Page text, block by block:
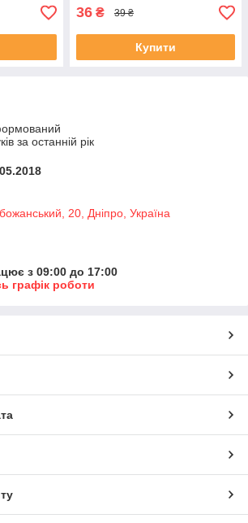
36 ₴ 39 ₴
Купити
за останній рік
20, Дніпро, Україна
з 09:00 до 17:00
графік роботи